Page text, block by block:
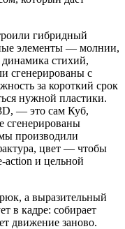
гибридный
элементы — молнии,
стихий,
сгенерированы с
за короткий срок
нужной пластики.
— это сам Куб,
сгенерированы
производили
цвет — чтобы
action и цельной
а выразительный
в кадре: собирает
движение заново.